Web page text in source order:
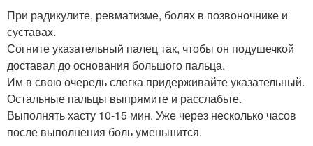
При радикулите, ревматизме, болях в позвоночнике и
суставах.
Согните указательный палец так, чтобы он подушечкой
доставал до основания большого пальца.
Им в свою очередь слегка придерживайте указательный.
Остальные пальцы выпрямите и расслабьте.
Выполнять хасту 10-15 мин. Уже через несколько часов
после выполнения боль уменьшится.